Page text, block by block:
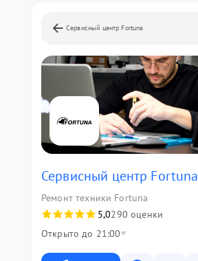
Сервисный центр Fortuna
Сервисный центр Fortuna
Ремонт техники Fortuna
5,0290 оценки
Открыто до 21:00